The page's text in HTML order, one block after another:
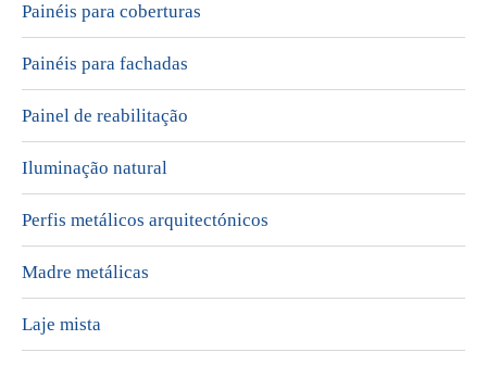
Painéis para coberturas
Painéis para fachadas
Painel de reabilitação
Iluminação natural
Perfis metálicos arquitectónicos
Madre metálicas
Laje mista